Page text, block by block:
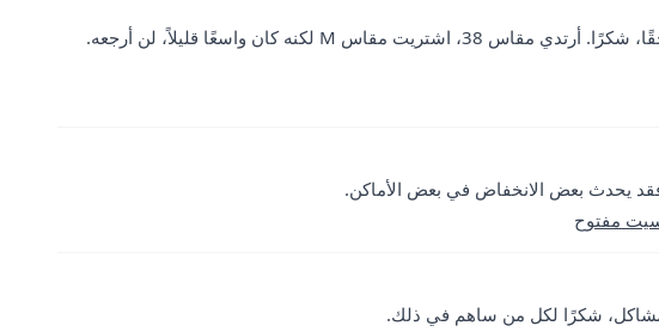
كانت الشحنة سريعة جدًا والتغليف كان دقيقًا حقًا، شكرًا. أرتدي مقاس 38، اشتريت مقاس M لكنه كان واسعًا قليلاً، لن أرجعه.
يحدث بعض الانخفاض في بعض الأماكن.
مفتوح
شكرًا لكل من ساهم في ذلك.